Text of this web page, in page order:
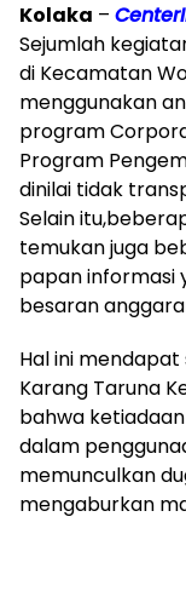
Kolaka –
Sejumlah
di Kecamatan
menggunakan
program
Program
dinilai tidak
Selain
temukan juga
papan informasi
besaran
Hal ini
Karang Taruna
bahwa
dalam
memunculkan
mengaburkan